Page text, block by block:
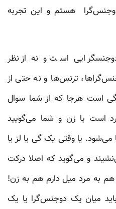
هستم و این تجربه
است و نه از نظر
ترنس‌ها و نه حتی از
است هرجا که از شما سوال
است یا زن و شما می‌گویید
چشمانشان از تعجب ۴تا می‌شود. یا وقتی یک گی یا لز یا
و می‌گوید که اصلا درکت
به مرد میل دارم هم به زن!
باید میان یک دوجنس‌گرا یا یک